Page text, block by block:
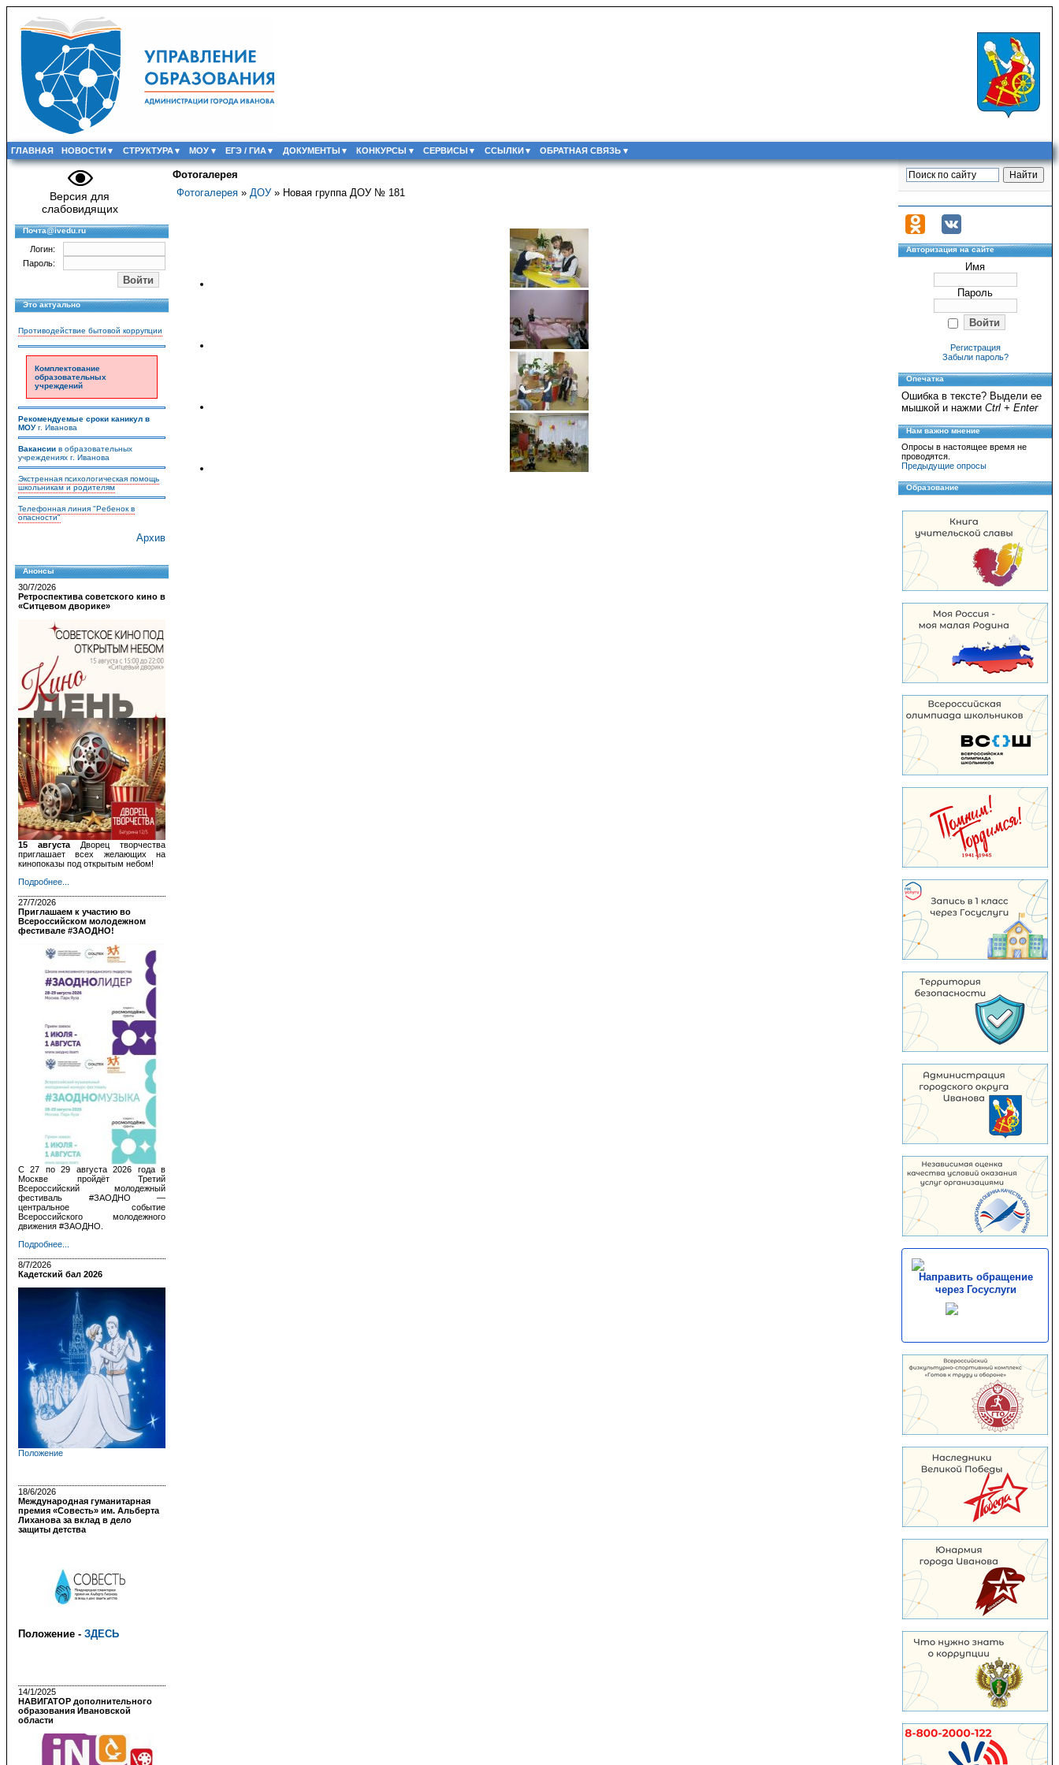
ГЛАВНАЯ НОВОСТИ СТРУКТУРА МОУ ЕГЭ / ГИА ДОКУМЕНТЫ КОНКУРСЫ СЕРВИСЫ ССЫЛКИ ОБРАТНАЯ СВЯЗЬ
Версия для
слабовидящих
Почта@ivedu.ru
Логин:
Пароль:
Это актуально
Противодействие бытовой коррупции
Комплектование
образовательных
учреждений
Рекомендуемые сроки каникул в
МОУг. Иванова
Вакансии в образовательных
учреждениях г. Иванова
Экстренная психологическая помощь
школьникам и родителям
Телефонная линия "Ребенок в
опасности"
Архив
Анонсы
30/7/2026
Ретроспектива советского кино в
«Ситцевом дворике»
15 августа
Дворец творчества
приглашает всех желающих на
кинопоказы под открытым небом!
Подробнее...
27/7/2026
Приглашаем к участию во
Всероссийском молодежном
фестивале #ЗАОДНО!
С 27 по 29 августа 2026 года в
Москве пройдёт Третий
Всероссийский молодежный
фестиваль #ЗАОДНО —
центральное событие
Всероссийского молодежного
движения #ЗАОДНО.
Подробнее...
8/7/2026
Кадетский бал 2026
Положение
18/6/2026
Международная гуманитарная
премия «Совесть» им. Альберта
Лиханова за вклад в дело
защиты детства
Положение - ЗДЕСЬ
14/1/2025
НАВИГАТОР дополнительного
образования Ивановской
области
Фотогалерея
Фотогалерея » ДОУ» Новая группа ДОУ № 181
Авторизация на сайте
Имя
Пароль
Регистрация
Забыли пароль?
Опечатка
Ошибка в тексте? Выдели ее
мышкой и нажми Ctrl + Enter
Нам важно мнение
Опросы в настоящее время не
проводятся.
Предыдущие опросы
Образование
Направить обращение
через Госуслуги